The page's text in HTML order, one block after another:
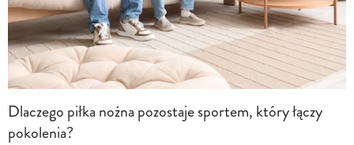
Dlaczego piłka nożna pozostaje sportem, który łączy
pokolenia?